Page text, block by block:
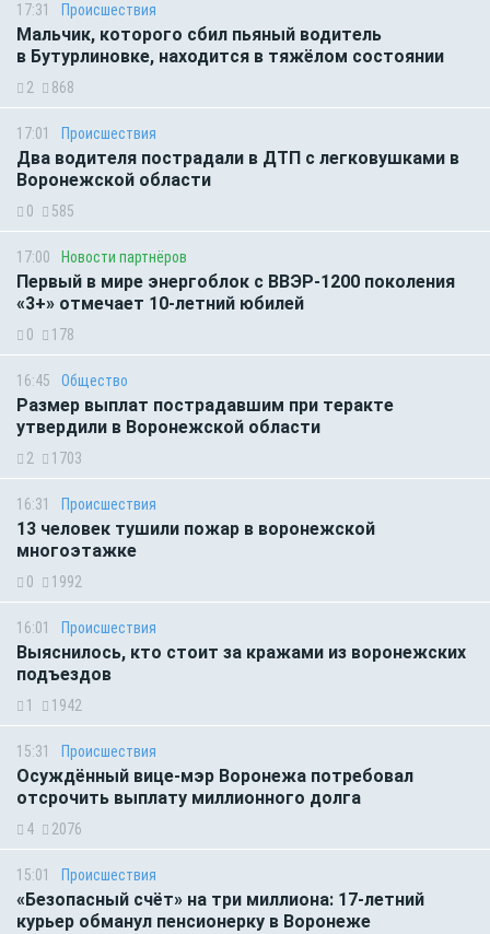
17:31 Происшествия
Мальчик, которого сбил пьяный водитель
в Бутурлиновке, находится в тяжёлом состоянии
2 868
17:01 Происшествия
Два водителя пострадали в ДТП с легковушками в
Воронежской области
0 585
17:00 Новости партнёров
Первый в мире энергоблок с ВВЭР-1200 поколения
«3+» отмечает 10-летний юбилей
0 178
16:45 Общество
Размер выплат пострадавшим при теракте
утвердили в Воронежской области
2 1703
16:31 Происшествия
13 человек тушили пожар в воронежской
многоэтажке
0 1992
16:01 Происшествия
Выяснилось, кто стоит за кражами из воронежских
подъездов
1 1942
15:31 Происшествия
Осуждённый вице-мэр Воронежа потребовал
отсрочить выплату миллионного долга
4 2076
15:01 Происшествия
«Безопасный счёт» на три миллиона: 17-летний
курьер обманул пенсионерку в Воронеже